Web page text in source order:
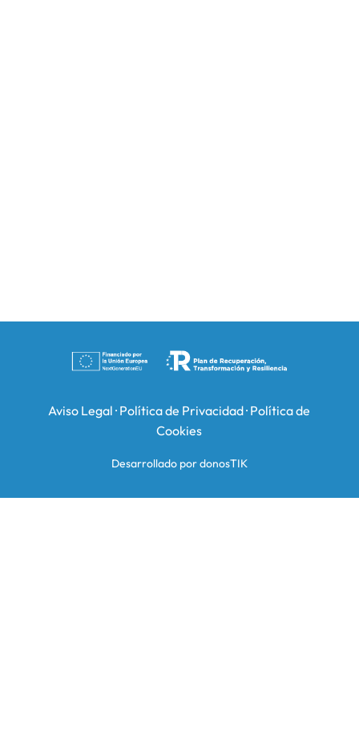
Aviso Legal · Política de Privacidad· Política de
Cookies
Desarrollado por donosTIK